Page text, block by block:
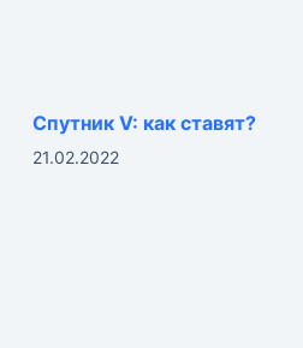
Спутник V: как ставят?
21.02.2022